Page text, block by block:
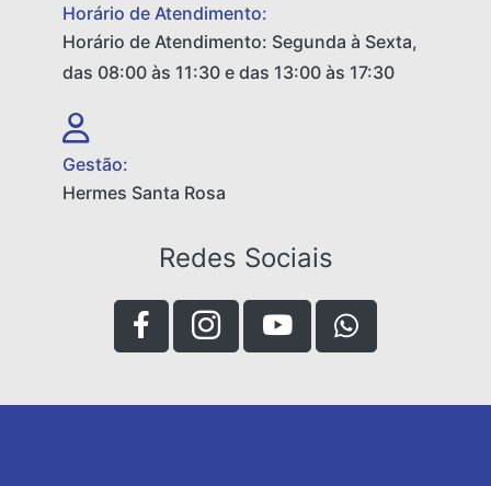
Horário de Atendimento:
Horário de Atendimento: Segunda à Sexta,
das 08:00 às 11:30 e das 13:00 às 17:30
Gestão:
Hermes Santa Rosa
Redes Sociais